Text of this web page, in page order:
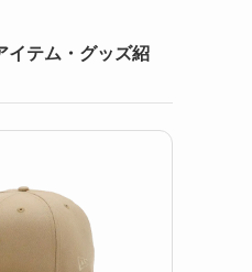
イテム・グッズ紹